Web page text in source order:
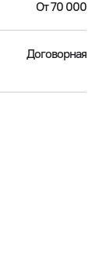
От 70 000
Договорная